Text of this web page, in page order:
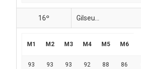
16º Gilseu...
M1 M2 M3 M4 M5 M6
93 93 93 92 88 86